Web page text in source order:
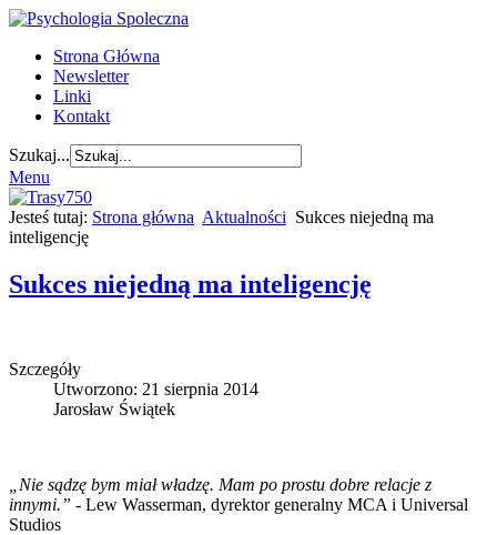
Strona Główna
Newsletter
Linki
Kontakt
Szukaj...
Menu
Jesteś tutaj: Strona główna Aktualności Sukces niejedną ma
inteligencję
Sukces niejedną ma inteligencję
Szczegóły
Utworzono: 21 sierpnia 2014
Jarosław Świątek
„Nie sądzę bym miał władzę. Mam po prostu dobre relacje z
innymi.” - Lew Wasserman, dyrektor generalny MCA i Universal
Studios